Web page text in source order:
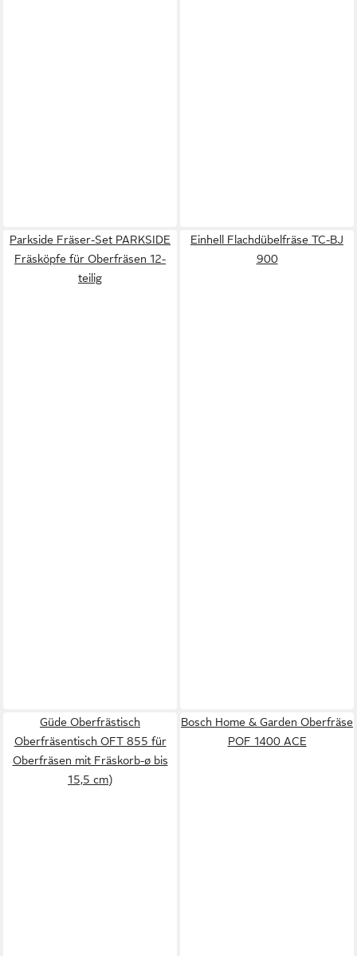
Parkside Fräser-Set PARKSIDE
Fräsköpfe für Oberfräsen 12-
teilig
Einhell Flachdübelfräse TC-BJ
900
Güde Oberfrästisch
Oberfräsentisch OFT 855 für
Oberfräsen mit Fräskorb-ø bis
15,5 cm)
Bosch Home & Garden Oberfräse
POF 1400 ACE